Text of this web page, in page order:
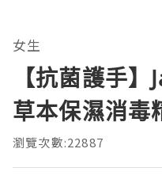
女生
【抗菌護手
草本保濕消毒
瀏覽次數:22887